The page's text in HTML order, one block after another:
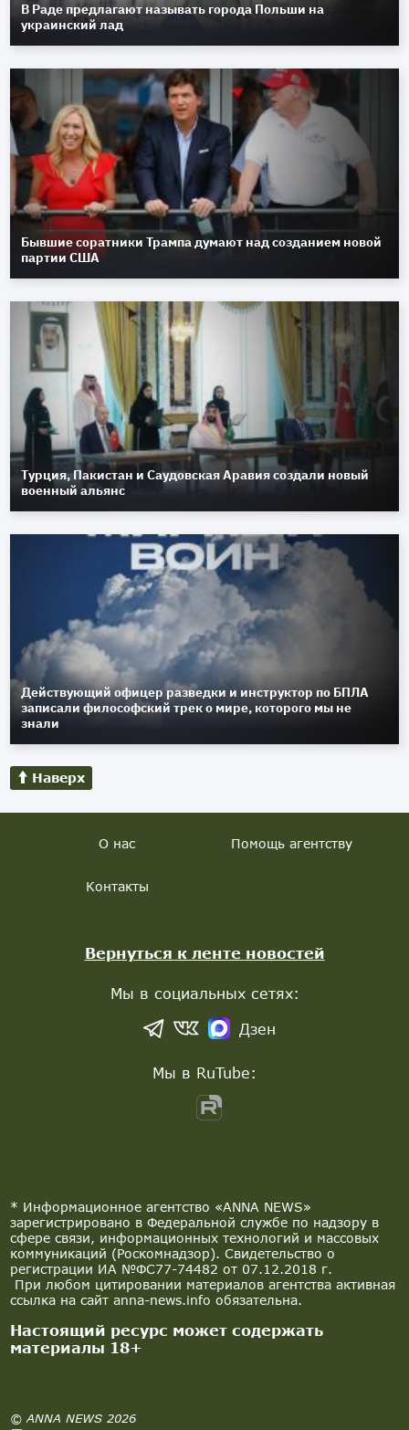
В Раде предлагают называть города Польши на
украинский лад
Бывшие соратники Трампа думают над созданием новой
партии США
Турция, Пакистан и Саудовская Аравия создали новый
военный альянс
Действующий офицер разведки и инструктор по БПЛА
записали философский трек о мире, которого мы не
знали
Наверх
* Информационное агентство «ANNA NEWS»
зарегистрировано в Федеральной службе по надзору в
сфере связи, информационных технологий и массовых
коммуникаций (Роскомнадзор). Свидетельство о
регистрации ИА №ФС77-74482 от 07.12.2018 г.
При любом цитировании материалов агентства активная
ссылка на сайт anna-news.info обязательна.
Настоящий ресурс может содержать
материалы 18+
© ANNA NEWS 2026
О нас Помощь агентству
Контакты
Вернуться к ленте новостей
Мы в социальных сетях:
Дзен
Мы в RuTube: